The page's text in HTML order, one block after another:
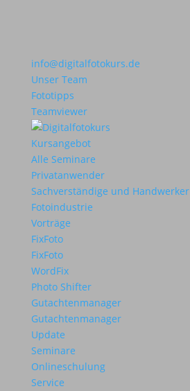
info@digitalfotokurs.de
Unser Team
Fototipps
Teamviewer
Kursangebot
Alle Seminare
Privatanwender
Sachverständige und Handwerker
Fotoindustrie
Vorträge
FixFoto
FixFoto
WordFix
Photo Shifter
Gutachtenmanager
Gutachtenmanager
Update
Seminare
Onlineschulung
Service